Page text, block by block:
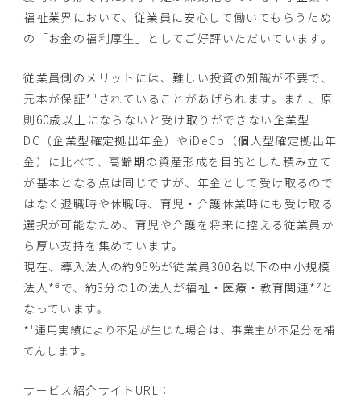
福祉業界において、従業員に安心して働いてもらうため
の「お金の福利厚生」としてご好評いただいています。
従業員側のメリットには、難しい投資の知識が不要で、
元本が保証*¹されていることがあげられます。また、原
則60歳以上にならないと受け取りができない企業型
DC（企業型確定拠出年金）やiDeCo（個人型確定拠出年
金）に比べて、高齢期の資産形成を目的とした積み立て
が基本となる点は同じですが、年金として受け取るので
はなく退職時や休職時、育児・介護休業時にも受け取る
選択が可能なため、育児や介護を将来に控える従業員か
ら厚い支持を集めています。
現在、導入法人の約95%が従業員300名以下の中小規模
法人*⁶で、約3分の1の法人が福祉・医療・教育関連*⁷と
なっています。
*¹運用実績により不足が生じた場合は、事業主が不足分を補
てんします。
サービス紹介サイトURL：